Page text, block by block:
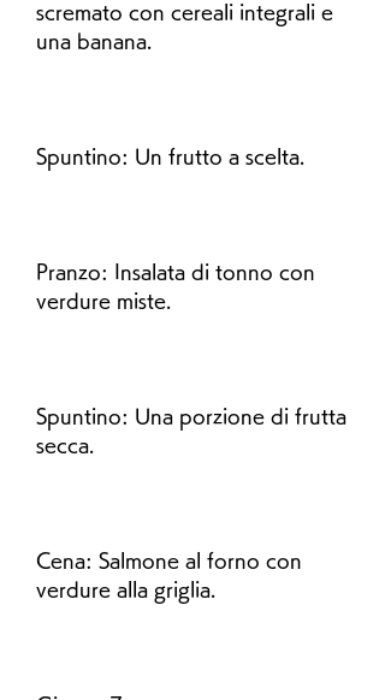
scremato con cereali integrali e
una banana.
Spuntino: Un frutto a scelta.
Pranzo: Insalata di tonno con
verdure miste.
Spuntino: Una porzione di frutta
secca.
Cena: Salmone al forno con
verdure alla griglia.